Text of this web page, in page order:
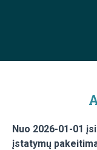
Nuo 2026-01-01
įstatymų